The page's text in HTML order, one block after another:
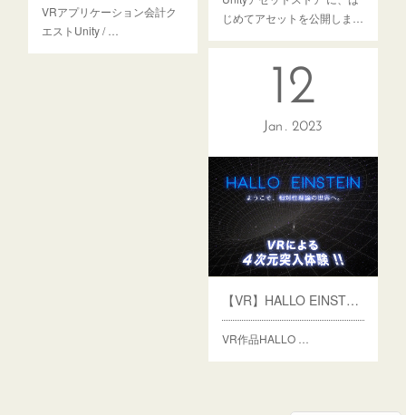
じめてアセットを公開しま…
VRアプリケーション会計ク
エストUnity / …
12
Jan 2023
【VR】HALLO EINSTEIN
VR作品HALLO …